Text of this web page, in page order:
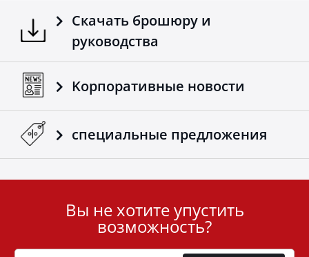
Скачать брошюру и
руководства
Kорпоративные новости
специальные предложения
Cookie
Вы не хотите упустить
возможность?